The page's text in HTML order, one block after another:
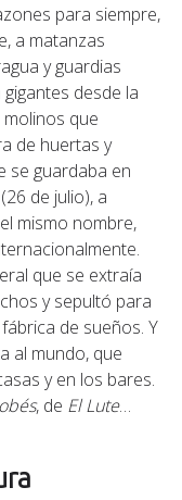
para siempre,
a matanzas
y guardias
desde la
molinos que
de huertas y
se guardaba en
de julio), a
mismo nombre,
que se extraía
y sepultó para
de sueños. Y
al mundo, que
y en los bares.
, de El Lute…